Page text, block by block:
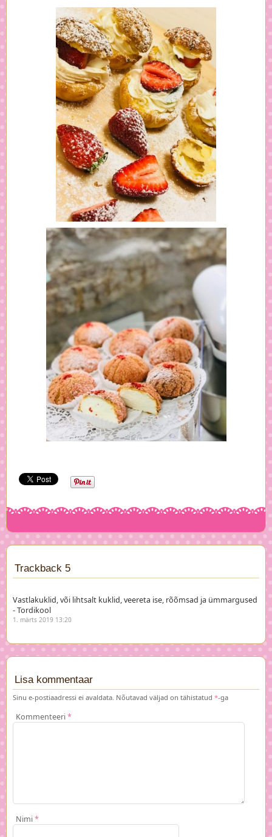
Trackback 5
Vastlakuklid, või lihtsalt kuklid, veereta ise, rõõmsad ja ümmargused
- Tordikool
1. märts 2019 13:20
Lisa kommentaar
Sinu e-postiaadressi ei avaldata. Nõutavad väljad on tähistatud *-ga
Kommenteeri*
Nimi*